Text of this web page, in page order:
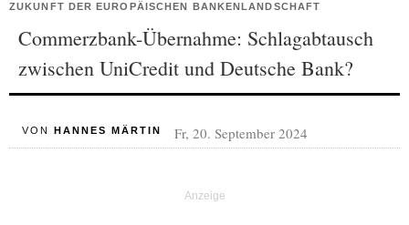
ZUKUNFT DER EUROPÄISCHEN BANKENLANDSCHAFT
Commerzbank-Übernahme: Schlagabtausch
zwischen UniCredit und Deutsche Bank?
VON HANNES MÄRTIN Fr, 20. September 2024